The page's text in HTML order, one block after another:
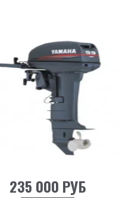
235 000 РУБ